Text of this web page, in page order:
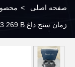
صفحه اصلی >
زمان سنج داغ Carbon Grey T 06G 103 269 B برای EA888 Gen 3